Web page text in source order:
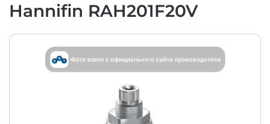
Hannifin RAH201F20V